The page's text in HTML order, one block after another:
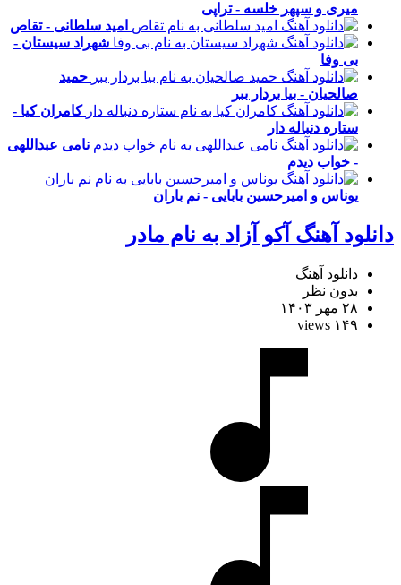
میری و سپهر خلسه - تراپی
امید سلطانی - تقاص
شهراد سیستان -
بی وفا
حمید
صالحیان - بیا بردار ببر
کامران کیا -
ستاره دنباله دار
نامی عبداللهی
- خواب دیدم
یوناس و امیرحسین بابایی - نم باران
دانلود آهنگ آکو آزاد به نام مادر
دانلود آهنگ
بدون نظر
۲۸ مهر ۱۴۰۳
۱۴۹ views